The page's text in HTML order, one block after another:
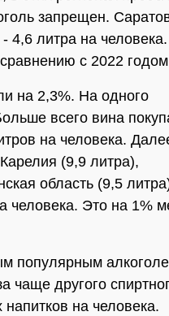
запрещен.
4,6 литра на
с 2022
на 2,3%. На одного
всего вина
на человека.
(9,9 литра),
область (9,5
человека. Это на 1%
популярным
чаще другого
на человека.